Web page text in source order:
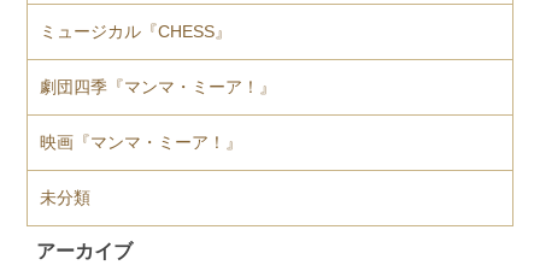
ミュージカル『CHESS』
劇団四季『マンマ・ミーア！』
映画『マンマ・ミーア！』
未分類
アーカイブ